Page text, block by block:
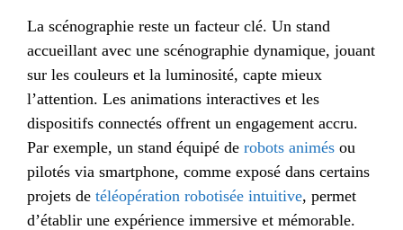
La scénographie reste un facteur clé. Un stand
accueillant avec une scénographie dynamique, jouant
sur les couleurs et la luminosité, capte mieux
l’attention. Les animations interactives et les
dispositifs connectés offrent un engagement accru.
Par exemple, un stand équipé de robots animés ou
pilotés via smartphone, comme exposé dans certains
projets de téléopération robotisée intuitive, permet
d’établir une expérience immersive et mémorable.